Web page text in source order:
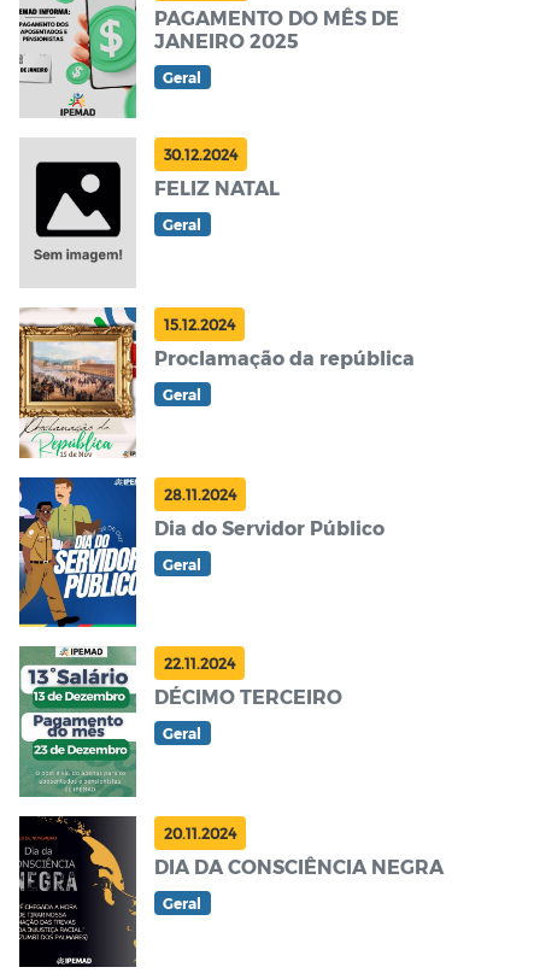
PAGAMENTO DO MÊS DE
JANEIRO 2025
Geral
30.12.2024
FELIZ NATAL
Geral
15.12.2024
Proclamação da república
Geral
28.11.2024
Dia do Servidor Público
Geral
22.11.2024
DÉCIMO TERCEIRO
Geral
20.11.2024
DIA DA CONSCIÊNCIA NEGRA
Geral